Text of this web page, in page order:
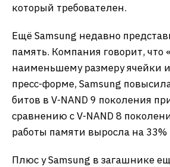
который требователен.
Ещё Samsung недавно
память. Компания говорит, что
наименьшему размеру ячейки
пресс-форме, Samsung
битов в V-NAND 9 поколения
сравнению с V-NAND 8
работы памяти выросла на 33%
Плюс у Samsung в загашнике